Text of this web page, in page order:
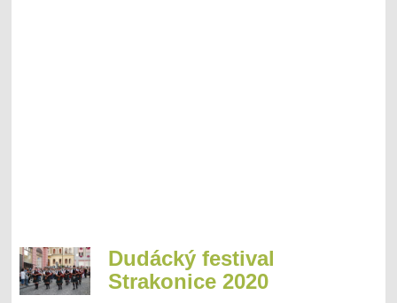
Dudácký festival
Strakonice 2020